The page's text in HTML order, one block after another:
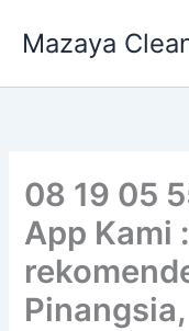
Mazaya
08 19 05
App Kami